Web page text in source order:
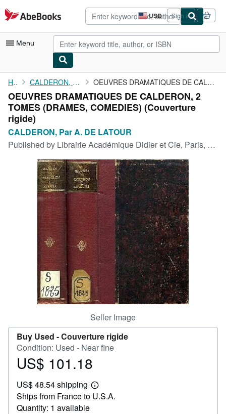
Skip to main content
AbeBooks.com USD
Site
shopping
preferences
Sign in
Menu
My Account
My Purchases
Advanced Search
Browse Collections
Art & Collectibles
Textbooks
Start Selling
CLOSE
Home CALDERON, Par A. DE LATOUR OEUVRES DRAMATIQUES DE CALDERON, 2 TOMES (DRAMES, COMEDIES)
OEUVRES DRAMATIQUES DE CALDERON, 2
TOMES (DRAMES, COMEDIES) (Couverture
rigide)
CALDERON, Par A. DE LATOUR
Published by Librairie Académique Didier et Cie, Paris, 1875
Seller Image
Buy Used -Couverture rigide
Condition: Used - Near fine
Price
101.18
US$ 101.18
US$ 48.54 shipping
Learn
more
Ships from France to U.S.A.
Quantity: 1 available